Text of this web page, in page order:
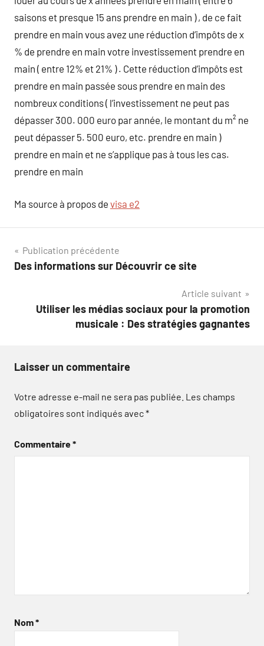
saisons et presque 15 ans prendre en main ) , de ce fait
prendre en main vous avez une réduction d’impôts de x
% de prendre en main votre investissement prendre en
main ( entre 12% et 21% ) . Cette réduction d’impôts est
prendre en main passée sous prendre en main des
nombreux conditions ( l’investissement ne peut pas
dépasser 300. 000 euro par année, le montant du m² ne
peut dépasser 5. 500 euro, etc. prendre en main )
prendre en main et ne s’applique pas à tous les cas.
prendre en main
Ma source à propos de visa e2
Navigation
de
Publication précédente
Des informations sur Découvrir ce site
Article suivant
Utiliser les médias sociaux pour la promotion
musicale : Des stratégies gagnantes
Laisser un commentaire
Votre adresse e-mail ne sera pas publiée. Les champs
obligatoires sont indiqués avec*
Commentaire*
Nom*